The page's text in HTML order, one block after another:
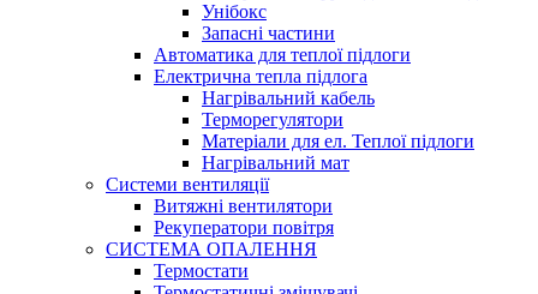
Унібокс
Запасні частини
Автоматика для теплої підлоги
Електрична тепла підлога
Нагрівальний кабель
Терморегулятори
Матеріали для ел. Теплої підлоги
Нагрівальний мат
Системи вентиляції
Витяжні вентилятори
Рекуператори повітря
СИСТЕМА ОПАЛЕННЯ
Термостати